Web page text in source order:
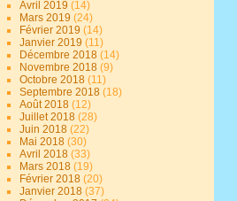
Avril 2019(14)
Mars 2019(24)
Février 2019(14)
Janvier 2019(11)
Décembre 2018(14)
Novembre 2018(9)
Octobre 2018(11)
Septembre 2018(18)
Août 2018(12)
Juillet 2018(28)
Juin 2018(22)
Mai 2018(30)
Avril 2018(33)
Mars 2018(19)
Février 2018(20)
Janvier 2018(37)